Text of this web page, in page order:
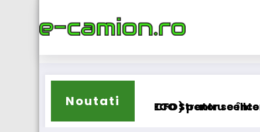
Noutati
pentru cellcentric
Strator se întoarce BursaTransport/